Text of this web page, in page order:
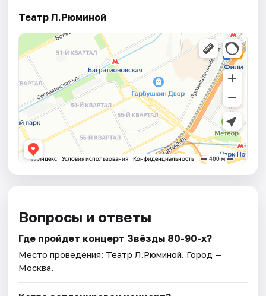
Театр Л.Рюминой
Вопросы и ответы
Где пройдет концерт Звёзды 80-90-х?
Место проведения: Театр Л.Рюминой. Город —
Москва.